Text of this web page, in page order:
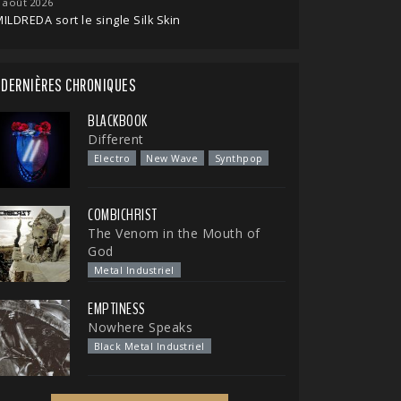
sort le single Silk Skin
DERNIÈRES CHRONIQUES
BLACKBOOK
Different
Electro New Wave Synthpop
COMBICHRIST
The Venom in the Mouth of
God
Metal Industriel
EMPTINESS
Nowhere Speaks
Black Metal Industriel